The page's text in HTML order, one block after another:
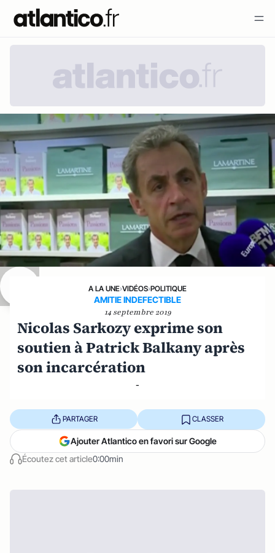
A LA UNE›VIDÉOS›POLITIQUE
AMITIE INDEFECTIBLE
14 septembre 2019
Nicolas Sarkozy exprime son
soutien à Patrick Balkany après
son incarcération
-
Écoutez cet article0:00min
PARTAGER CLASSER
Ajouter Atlantico en favori sur Google